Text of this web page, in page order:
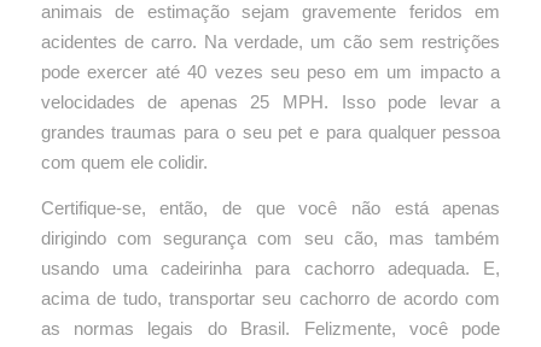
animais de estimação sejam gravemente feridos em
acidentes de carro. Na verdade, um cão sem restrições
pode exercer até 40 vezes seu peso em um impacto a
velocidades de apenas 25 MPH. Isso pode levar a
grandes traumas para o seu pet e para qualquer pessoa
com quem ele colidir.
Certifique-se, então, de que você não está apenas
dirigindo com segurança com seu cão, mas também
usando uma cadeirinha para cachorro adequada. E,
acima de tudo, transportar seu cachorro de acordo com
as normas legais do Brasil. Felizmente, você pode